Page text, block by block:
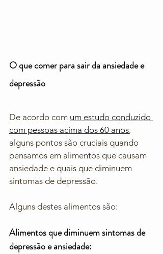
O que comer para sair da ansiedade e
depressão
De acordo com um estudo conduzido
com pessoas acima dos 60 anos,
alguns pontos são cruciais quando
pensamos em alimentos que causam
ansiedade e quais que diminuem
sintomas de depressão.
Alguns destes alimentos são:
Alimentos que diminuem sintomas de
depressão e ansiedade: